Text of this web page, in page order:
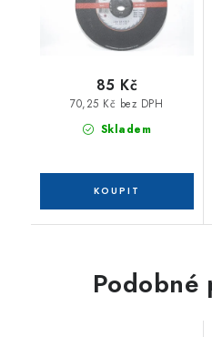
Skladem
70,25 Kč bez DPH
85 Kč